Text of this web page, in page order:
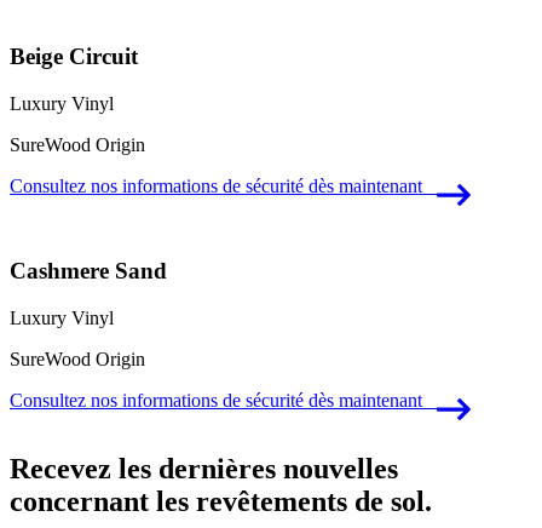
Beige Circuit
Luxury Vinyl
SureWood Origin
Consultez nos informations de sécurité dès maintenant
Cashmere Sand
Luxury Vinyl
SureWood Origin
Consultez nos informations de sécurité dès maintenant
Recevez les dernières nouvelles
concernant les revêtements de sol.